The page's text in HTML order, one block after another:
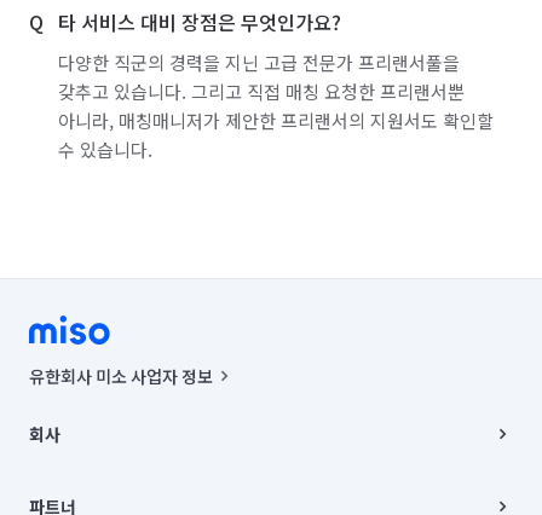
타 서비스 대비 장점은 무엇인가요?
다양한 직군의 경력을 지닌 고급 전문가 프리랜서풀을
갖추고 있습니다. 그리고 직접 매칭 요청한 프리랜서뿐
아니라, 매칭매니저가 제안한 프리랜서의 지원서도 확인할
수 있습니다.
유한회사 미소 사업자 정보
00019 |
주소 | 본사: 서울특별시 종로구 율곡로 6(중학동, 트윈트리빌딩) B동 5층
회사
채용
파트너